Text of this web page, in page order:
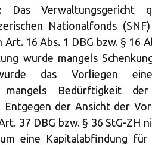
Das Verwaltungsgericht
Nationalfonds
16 Abs. 1 DBG bzw. § 16
wurde mangels
das Vorliegen
mangels Bedürftigkeit der
Entgegen der Ansicht der
37 DBG bzw. § 36 StG-ZH
eine Kapitalabfindung für